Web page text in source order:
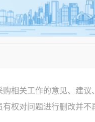
相关工作的意见、建
权对问题进行删改并不